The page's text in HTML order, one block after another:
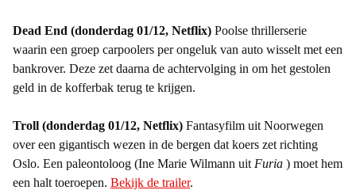
Dead End (donderdag 01/12, Netflix)Poolse thrillerserie
waarin een groep carpoolers per ongeluk van auto wisselt met een
bankrover. Deze zet daarna de achtervolging in om het gestolen
geld in de kofferbak terug te krijgen.
Troll (donderdag 01/12, Netflix)Fantasyfilm uit Noorwegen
over een gigantisch wezen in de bergen dat koers zet richting
Oslo. Een paleontoloog (Ine Marie Wilmann uit Furia ) moet hem
een halt toeroepen.Bekijk de trailer.